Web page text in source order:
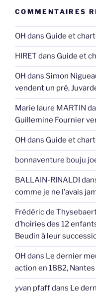
COMMENTAIRES
OH dans Guide et
HIRET dans Guide et
OH dans Simon
vendent un pré,
Marie laure MARTIN
Guillemine Fournier
OH dans Guide et
bonnaventure bouju
BALLAIN-RINALDI
comme je ne l’avais
Frédéric de
d’hoiries des 12
Beudin à leur
OH dans Le dernier
action en 1882,
yvan pfaffdans Le